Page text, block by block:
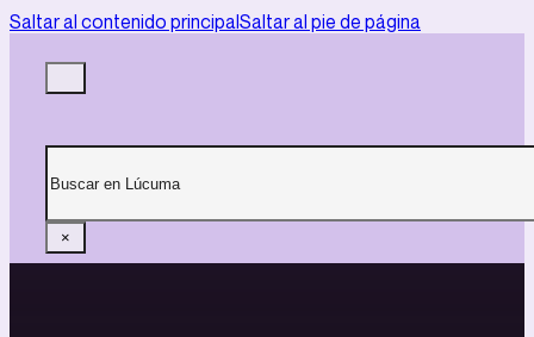
Saltar al contenido principalSaltar al pie de página
×